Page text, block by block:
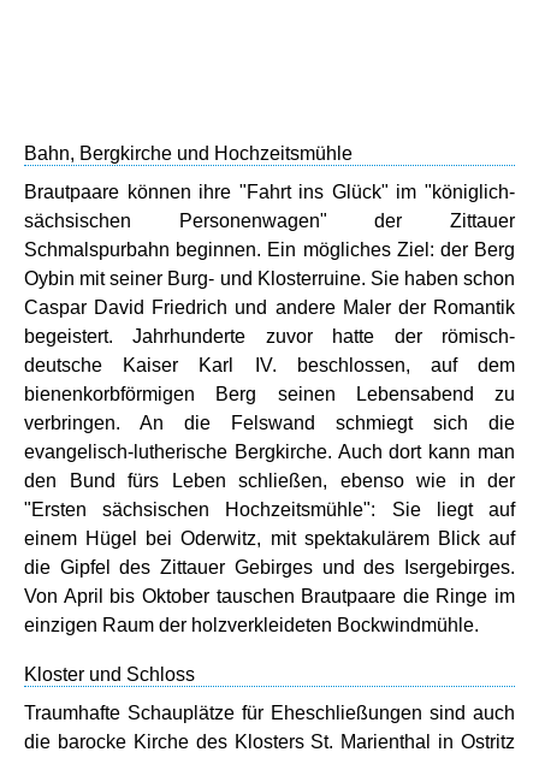
Bahn, Bergkirche und Hochzeitsmühle
Brautpaare können ihre "Fahrt ins Glück" im "königlich-
sächsischen Personenwagen" der Zittauer
Schmalspurbahn beginnen. Ein mögliches Ziel: der Berg
Oybin mit seiner Burg- und Klosterruine. Sie haben schon
Caspar David Friedrich und andere Maler der Romantik
begeistert. Jahrhunderte zuvor hatte der römisch-
deutsche Kaiser Karl IV. beschlossen, auf dem
bienenkorbförmigen Berg seinen Lebensabend zu
verbringen. An die Felswand schmiegt sich die
evangelisch-lutherische Bergkirche. Auch dort kann man
den Bund fürs Leben schließen, ebenso wie in der
"Ersten sächsischen Hochzeitsmühle": Sie liegt auf
einem Hügel bei Oderwitz, mit spektakulärem Blick auf
die Gipfel des Zittauer Gebirges und des Isergebirges.
Von April bis Oktober tauschen Brautpaare die Ringe im
einzigen Raum der holzverkleideten Bockwindmühle.
Kloster und Schloss
Traumhafte Schauplätze für Eheschließungen sind auch
die barocke Kirche des Klosters St. Marienthal in Ostritz